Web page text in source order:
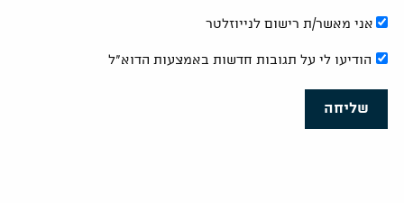
אני מאשר/ת רישום לנייוזלטר
הודיעו לי על תגובות חדשות באמצעות הדוא"ל
שליחה